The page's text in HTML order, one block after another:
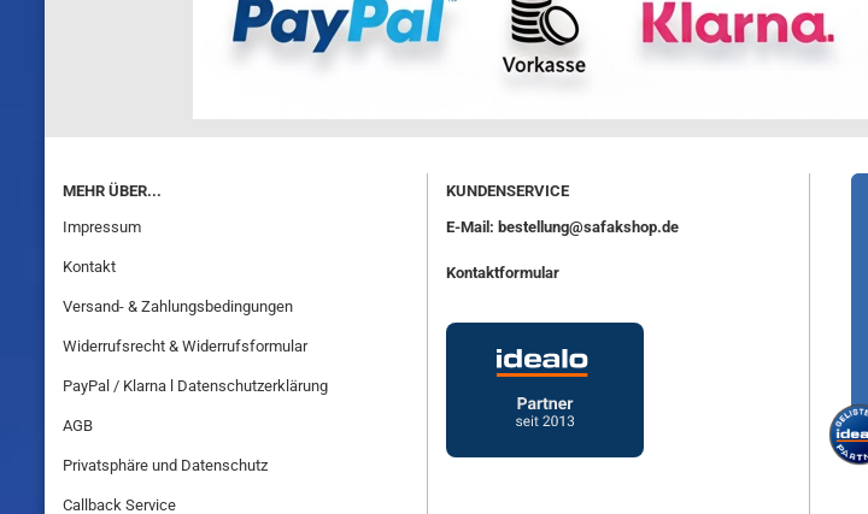
MEHR ÜBER...
Impressum
Kontakt
Versand- & Zahlungsbedingungen
Widerrufsrecht & Widerrufsformular
PayPal / Klarna l Datenschutzerklärung
AGB
Privatsphäre und Datenschutz
Callback Service
KUNDENSERVICE
E-Mail: bestellung@safakshop.de
Kontaktformular